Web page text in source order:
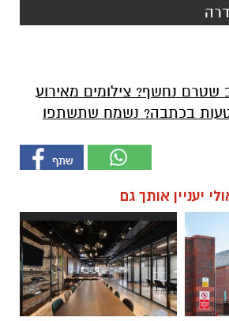
שטרם נחשף? צילומים מאירוע
בכתבה? נשמח שתשתפו
יעניין אותך גם